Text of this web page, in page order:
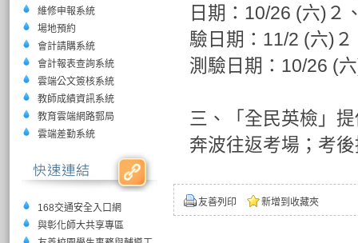
維修申報系統
場地預約
會計請購系統
會計報表查詢系統
雲端公文簽核系統
教師成績資訊系統
教育雲端網路郵局
雲端差勤系統
168交通安全入口網
與彰化師大共享專區
日期：10/26 (六)２
驗日期：11/2 (六)
測驗日期：10/26 (
三、「全民英檢」
奔波往返考場；考
友善列印 新增到收藏夾